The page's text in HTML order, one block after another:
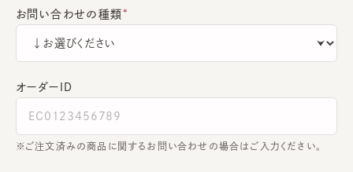
お問い合わせの種類
オーダーＩＤ
ご注文済みの商品に関するお問い合わせの場合はご入力ください。